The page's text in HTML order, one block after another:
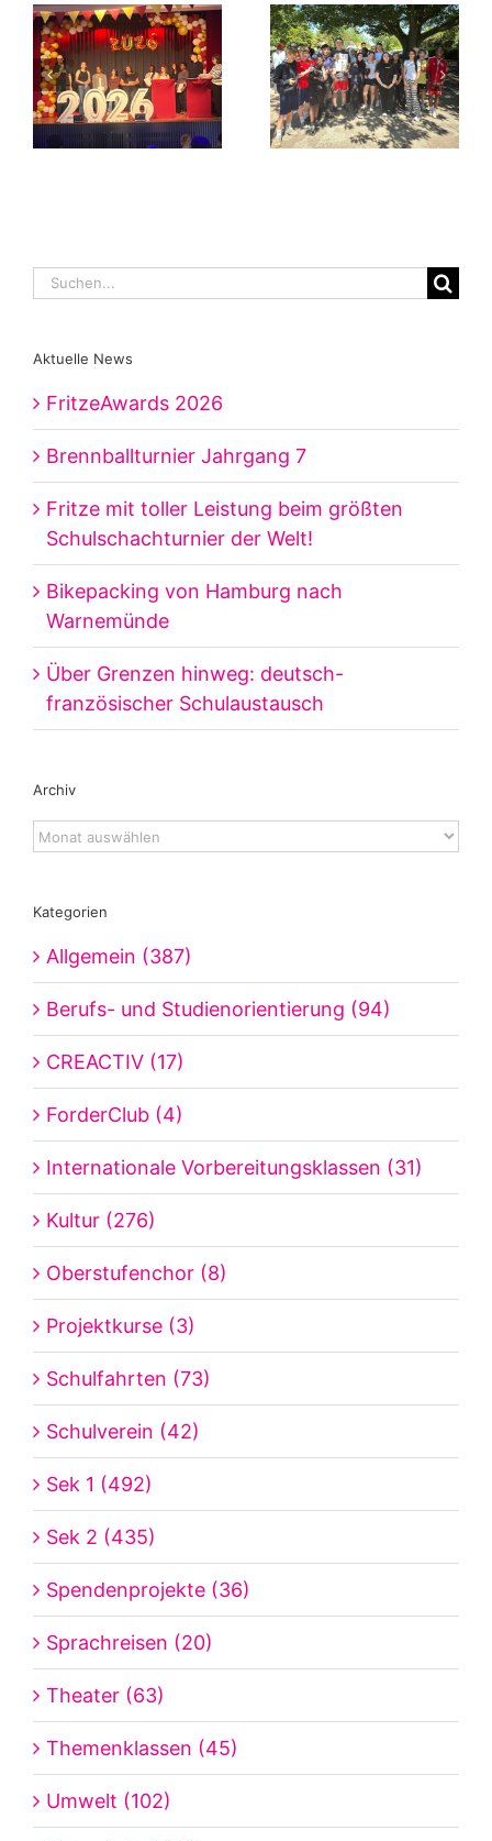
Suche
Aktuelle News
FritzeAwards 2026
Brennballturnier Jahrgang 7
Fritze mit toller Leistung beim größten
Schulschachturnier der Welt!
Bikepacking von Hamburg nach
Warnemünde
Über Grenzen hinweg: deutsch-
französischer Schulaustausch
Archiv
Archiv
Kategorien
Allgemein (387)
Berufs- und Studienorientierung (94)
CREACTIV (17)
ForderClub (4)
Internationale Vorbereitungsklassen (31)
Kultur (276)
Oberstufenchor (8)
Projektkurse (3)
Schulfahrten (73)
Schulverein (42)
Sek 1 (492)
Sek 2 (435)
Spendenprojekte (36)
Sprachreisen (20)
Theater (63)
Themenklassen (45)
Umwelt (102)